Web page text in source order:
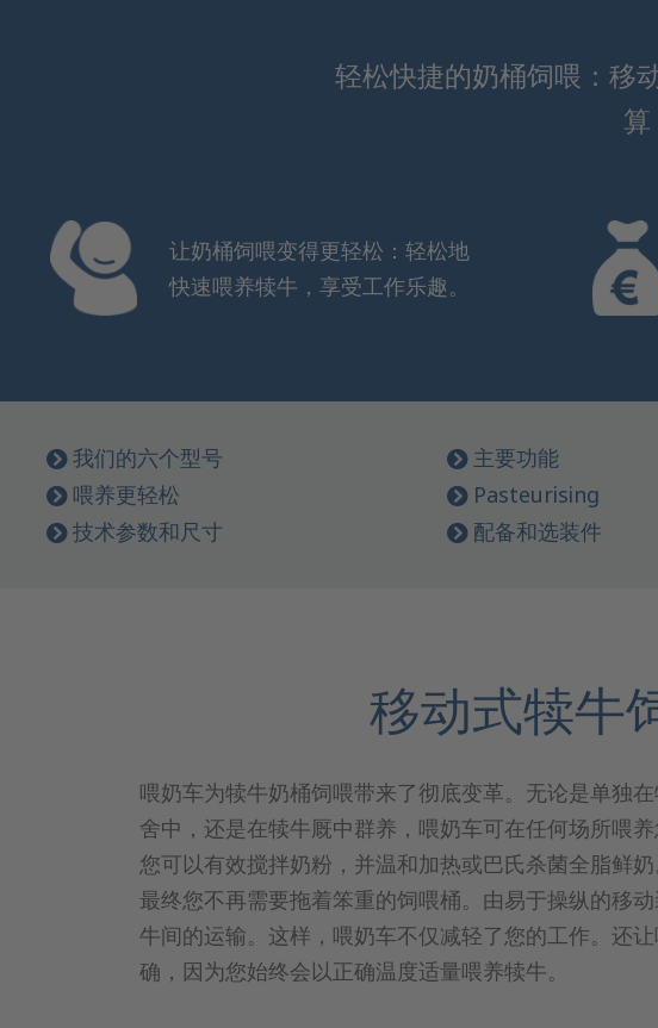
轻松快捷的奶桶饲喂：移
算
让奶桶饲喂变得更轻松：轻松地
快速喂养犊牛，享受工作乐趣。
我们的六个型号 主要功能
喂养更轻松
Pasteurising
技术参数和尺寸
配备和选装件
移动式犊牛
喂奶车为犊牛奶桶饲喂带来了彻底变革。无论是单独
舍中，还是在犊牛厩中群养，喂奶车可在任何场所喂养
您可以有效搅拌奶粉，并温和加热或巴氏杀菌全脂鲜奶
最终您不再需要拖着笨重的饲喂桶。由易于操纵的移
牛间的运输。这样，喂奶车不仅减轻了您的工作。还
确，因为您始终会以正确温度适量喂养犊牛。